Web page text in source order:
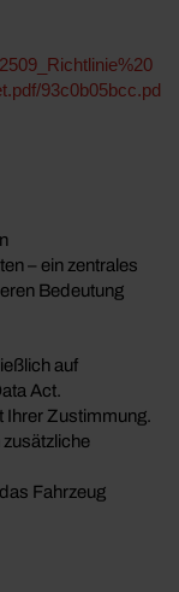
93c0b05bcc.pd
– ein zentrales
Bedeutung
auf
Act.
Ihrer Zustimmung.
Fahrzeug